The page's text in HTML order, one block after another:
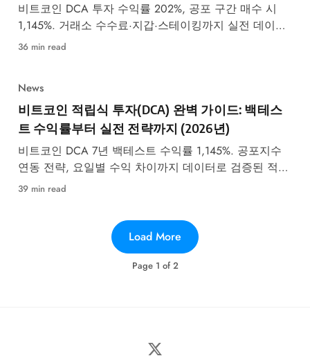
비트코인 DCA 투자 수익률 202%, 공포 구간 매수 시
1,145%. 거래소 수수료·지갑·스테이킹까지 실전 데이터
총정리 가이드.
36 min read
News
비트코인 적립식 투자(DCA) 완벽 가이드: 백테스
트 수익률부터 실전 전략까지 (2026년)
비트코인 DCA 7년 백테스트 수익률 1,145%. 공포지수
연동 전략, 요일별 수익 차이까지 데이터로 검증된 적립
식 투자 완벽 가이드.
39 min read
Page 1 of2
Load More